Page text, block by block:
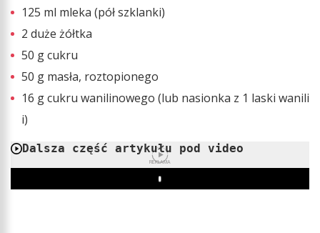
125 ml mleka (pół szklanki)
2 duże żółtka
50 g cukru
50 g masła, roztopionego
16 g cukru wanilinowego (lub nasionka z 1 laski wanili
i)
Dalsza część artykułu pod video
REKLAMA
Play